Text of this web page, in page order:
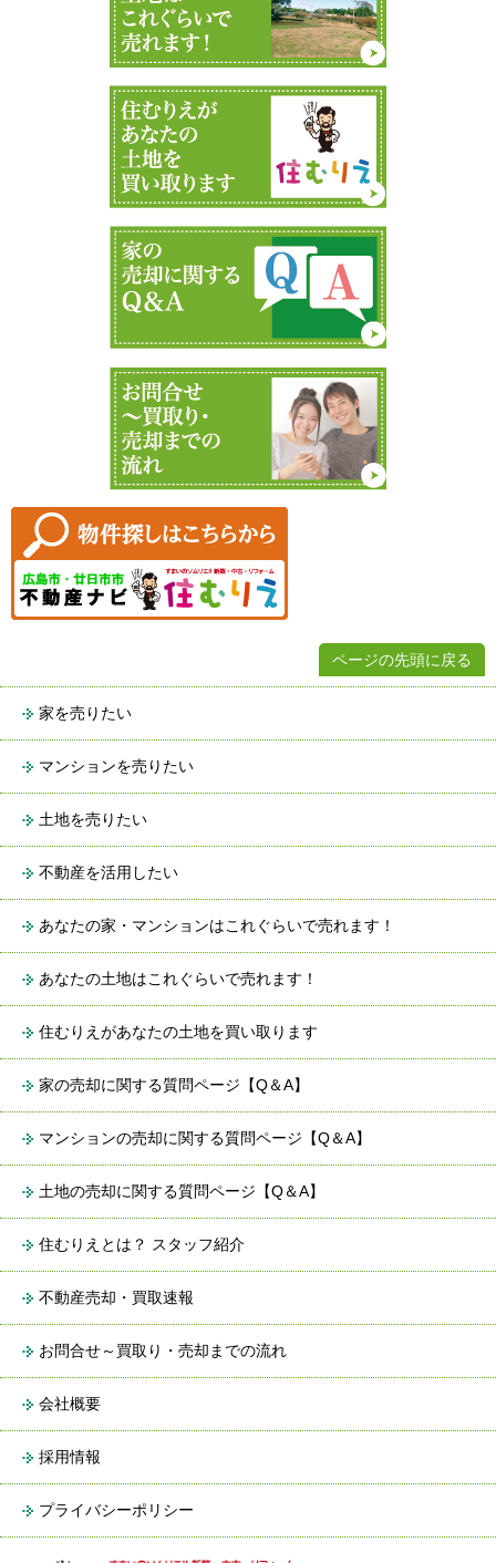
ページの先頭に戻る
家を売りたい
マンションを売りたい
土地を売りたい
不動産を活用したい
あなたの家・マンションはこれぐらいで売れます！
あなたの土地はこれぐらいで売れます！
住むりえがあなたの土地を買い取ります
家の売却に関する質問ページ【Q＆A】
マンションの売却に関する質問ページ【Q＆A】
土地の売却に関する質問ページ【Q＆A】
住むりえとは？ スタッフ紹介
不動産売却・買取速報
お問合せ～買取り・売却までの流れ
会社概要
採用情報
プライバシーポリシー